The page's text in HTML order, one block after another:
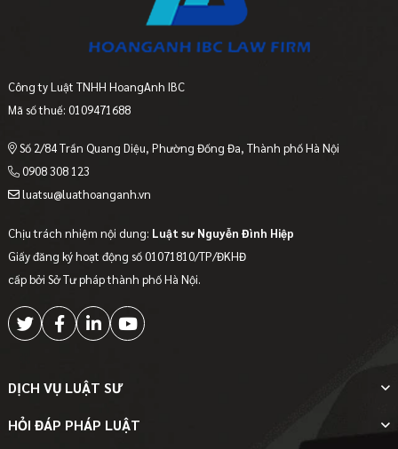
Công ty Luật TNHH HoangAnh IBC
Mã số thuế: 0109471688
Số 2/84 Trần Quang Diệu, Phường Đống Đa, Thành phố Hà Nội
0908 308 123
luatsu@luathoanganh.vn
Chịu trách nhiệm nội dung: Luật sư Nguyễn Đình Hiệp
Giấy đăng ký hoạt động số 01071810/TP/ĐKHĐ
cấp bởi Sở Tư pháp thành phố Hà Nội.
DỊCH VỤ LUẬT SƯ
HỎI ĐÁP PHÁP LUẬT